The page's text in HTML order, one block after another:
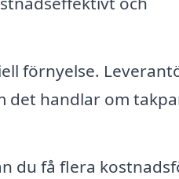
förnyelse.
det handlar om
du få flera